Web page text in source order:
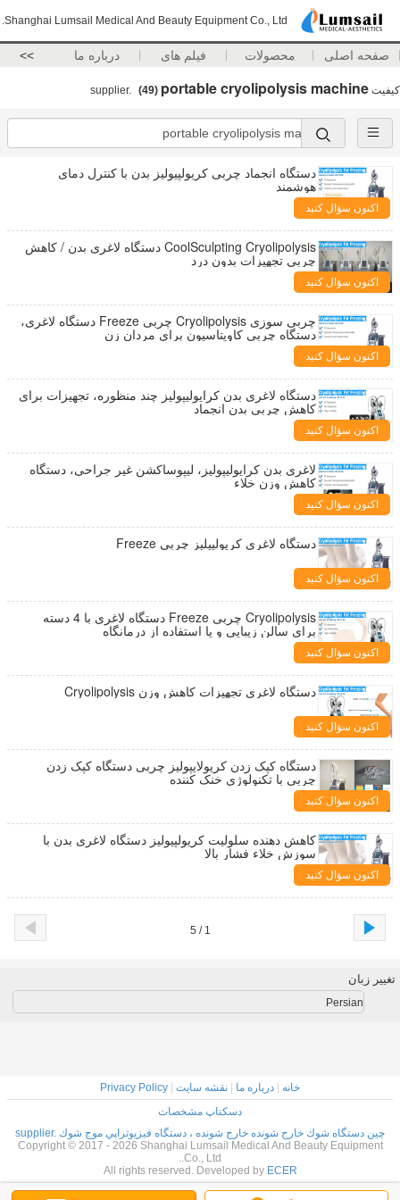
Shanghai Lumsail Medical And Beauty Equipment Co., Ltd.
صفحه اصلی محصولات فیلم های درباره ما >>
کیفیت portable cryolipolysis machine
(49)
دستگاه انجماد چربی کریولپیولیز بدن با کنترل دمای
هوشمند
اکنون سؤال کنید
CoolSculpting Cryolipolysis دستگاه لاغری بدن / کاهش
چربی تجهیزات بدون درد
اکنون سؤال کنید
چربی سوزی Cryolipolysis چربی Freeze دستگاه لاغری،
دستگاه چربی کاویتاسیون برای مردان زن
اکنون سؤال کنید
دستگاه لاغری بدن کرایولیپولیز چند منظوره، تجهیزات برای
کاهش چربی بدن انجماد
اکنون سؤال کنید
لاغری بدن کرایولیپولیز، لیپوساکشن غیر جراحی، دستگاه
کاهش وزن خلاء
اکنون سؤال کنید
دستگاه لاغری کریولپیلیز چربی Freeze
اکنون سؤال کنید
Cryolipolysis چربی Freeze دستگاه لاغری با 4 دسته
برای سالن زیبایی و یا استفاده از درمانگاه
اکنون سؤال کنید
دستگاه لاغری تجهیزات کاهش وزن Cryolipolysis
اکنون سؤال کنید
دستگاه کپک زدن کریولایپولیز چربی دستگاه کپک زدن
چربی با تکنولوژی خنک کننده
اکنون سؤال کنید
کاهش دهنده سلولیت کریولپیولیز دستگاه لاغری بدن با
سوزش خلاء فشار بالا
اکنون سؤال کنید
1 / 5
تغییر زبان
Persian
خانه درباره ما نقشه سایت
Privacy Policy
دسکتاپ مشخصات
چین دستگاه شوك خارج شونده خارج شونده ، دستگاه فيزيوتراپي موج شوك supplier.
Copyright © 2017 - 2026 Shanghai Lumsail Medical And Beauty Equipment
Co., Ltd..
All rights reserved. Developed by ECER